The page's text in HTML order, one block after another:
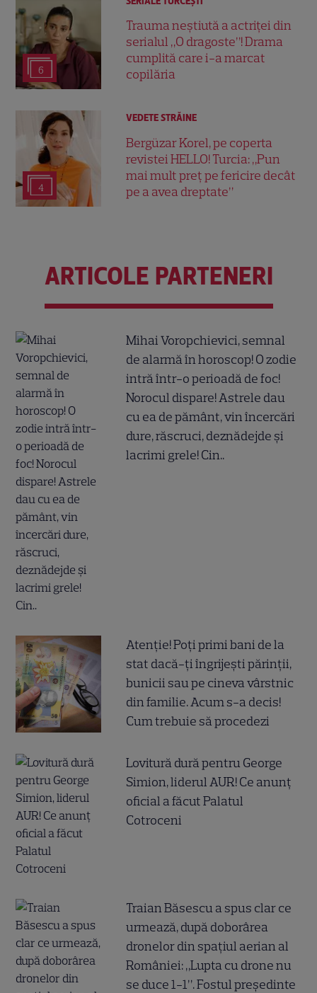
6
Trauma neștiută a actriței din
serialul „O dragoste”! Drama
cumplită care i-a marcat
copilăria
4
VEDETE STRĂINE
Bergüzar Korel, pe coperta
revistei HELLO! Turcia: „Pun
mai mult preț pe fericire decât
pe a avea dreptate”
ARTICOLE PARTENERI
Mihai Voropchievici, semnal
de alarmă în horoscop! O zodie
intră într-o perioadă de foc!
Norocul dispare! Astrele dau
cu ea de pământ, vin încercări
dure, răscruci, deznădejde și
lacrimi grele! Cin..
Atenție! Poți primi bani de la
stat dacă-ți îngrijești părinții,
bunicii sau pe cineva vârstnic
din familie. Acum s-a decis!
Cum trebuie să procedezi
Lovitură dură pentru George
Simion, liderul AUR! Ce anunț
oficial a făcut Palatul
Cotroceni
Traian Băsescu a spus clar ce
urmează, după doborârea
dronelor din spațiul aerian al
României: „Lupta cu drone nu
se duce 1-1”. Fostul președinte